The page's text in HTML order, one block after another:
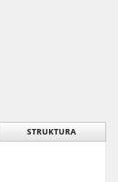
STRUKTURA